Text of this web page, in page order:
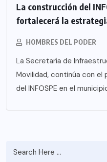
La construcción del
fortalecerá la
HOMBRES DEL PODER
La Secretaría de
Movilidad, continúa con
del INFOSPE en el